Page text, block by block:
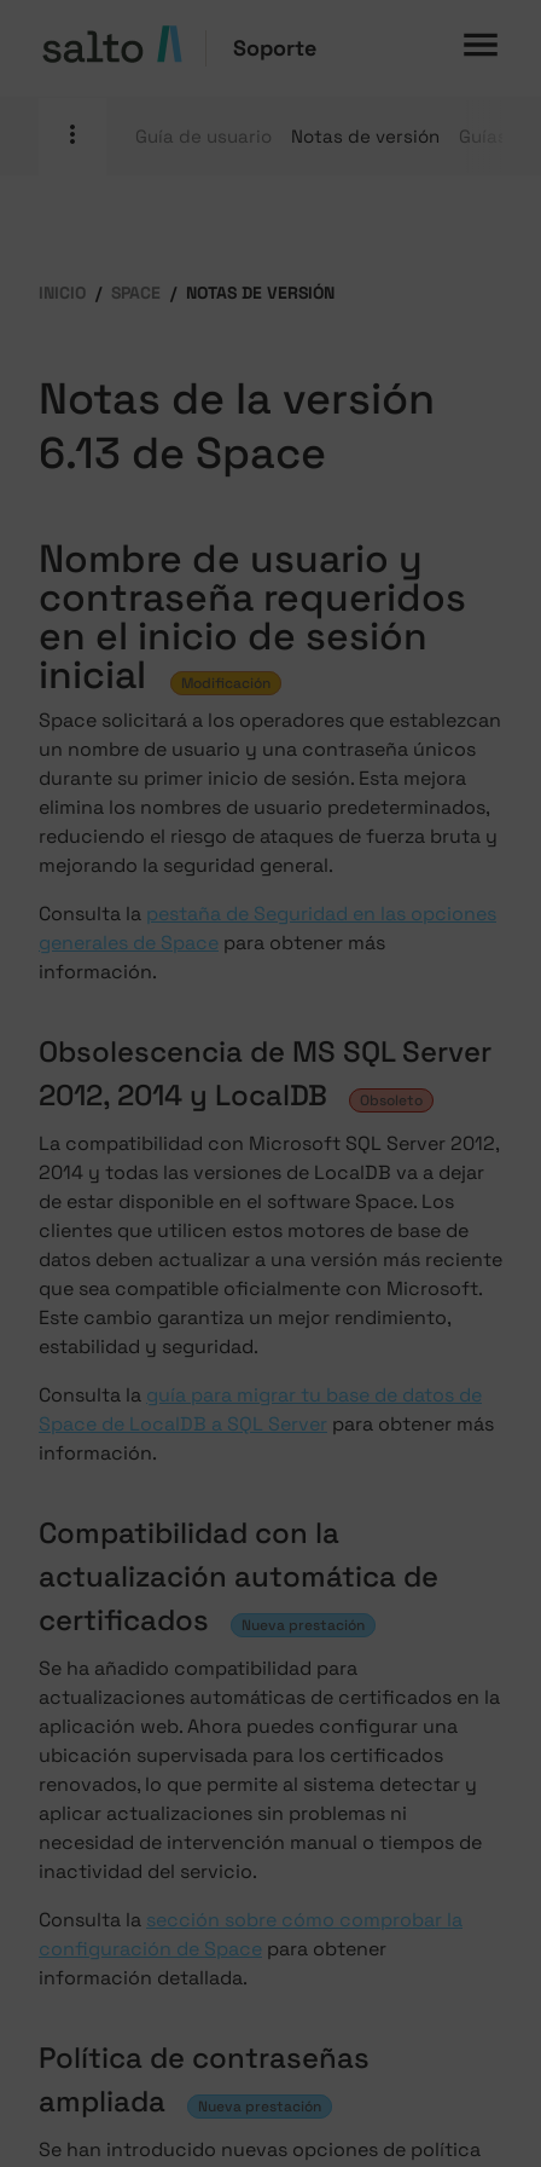
Soporte
Guía de usuario Notas de versión Guías
INICIO SPACE NOTAS DE VERSIÓN
Notas de la versión
6.13 de Space
Nombre de usuario y
contraseña requeridos
en el inicio de sesión
inicial
Modificación
Space solicitará a los operadores que establezcan
un nombre de usuario y una contraseña únicos
durante su primer inicio de sesión. Esta mejora
elimina los nombres de usuario predeterminados,
reduciendo el riesgo de ataques de fuerza bruta y
mejorando la seguridad general.
Consulta la pestaña de Seguridad en las opciones
generales de Space para obtener más
información.
Obsolescencia de MS SQL Server
2012, 2014 y LocalDB
Obsoleto
La compatibilidad con Microsoft SQL Server 2012,
2014 y todas las versiones de LocalDB va a dejar
de estar disponible en el software Space. Los
clientes que utilicen estos motores de base de
datos deben actualizar a una versión más reciente
que sea compatible oficialmente con Microsoft.
Este cambio garantiza un mejor rendimiento,
estabilidad y seguridad.
Consulta la guía para migrar tu base de datos de
Space de LocalDB a SQL Server para obtener más
información.
Compatibilidad con la
actualización automática de
certificados
Nueva prestación
Se ha añadido compatibilidad para
actualizaciones automáticas de certificados en la
aplicación web. Ahora puedes configurar una
ubicación supervisada para los certificados
renovados, lo que permite al sistema detectar y
aplicar actualizaciones sin problemas ni
necesidad de intervención manual o tiempos de
inactividad del servicio.
Consulta la sección sobre cómo comprobar la
configuración de Space para obtener
información detallada.
Política de contraseñas
ampliada
Nueva prestación
Se han introducido nuevas opciones de política